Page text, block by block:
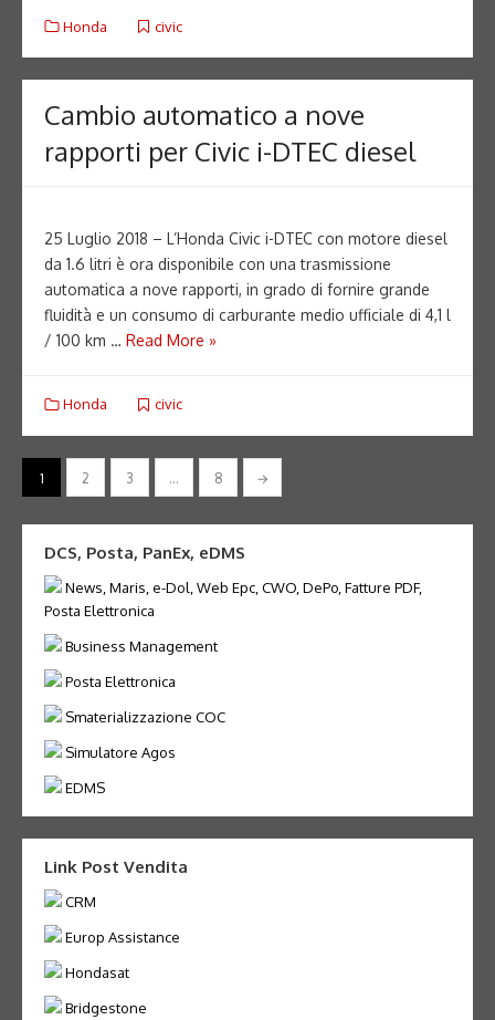
Honda civic
Cambio automatico a nove
rapporti per Civic i-DTEC diesel
25 Luglio 2018 – L’Honda Civic i-DTEC con motore diesel
da 1.6 litri è ora disponibile con una trasmissione
automatica a nove rapporti, in grado di fornire grande
fluidità e un consumo di carburante medio ufficiale di 4,1 l
/ 100 km … Read More »
Honda civic
Paginazione
degli
1 2 3 … 8 →
DCS, Posta, PanEx, eDMS
News, Maris, e-Dol, Web Epc, CWO, DePo, Fatture PDF,
Posta Elettronica
Business Management
Posta Elettronica
Smaterializzazione COC
Simulatore Agos
EDMS
Link Post Vendita
CRM
Europ Assistance
Hondasat
Bridgestone